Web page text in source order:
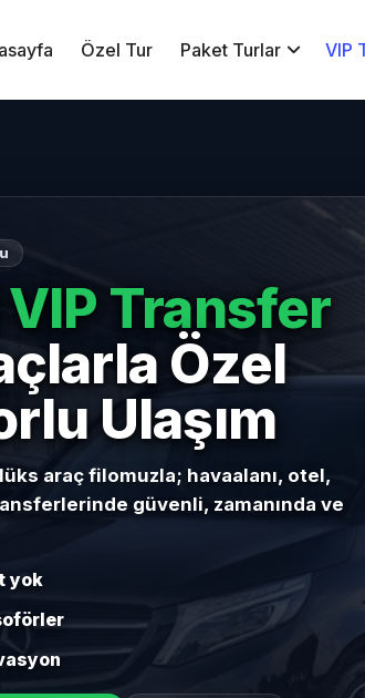
Özel Tur Paket Turlar VIP
Transfer
Özel
Ulaşım
araç filomuzla; havaalanı, otel,
güvenli, zamanında ve
yok